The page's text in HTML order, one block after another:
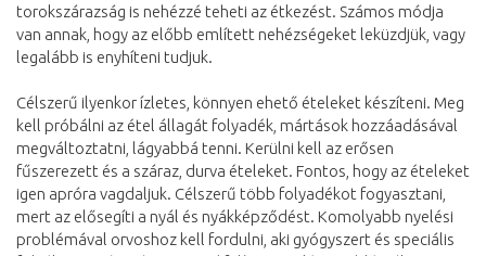
torokszárazság is nehézzé teheti az étkezést. Számos módja
van annak, hogy az előbb említett nehézségeket leküzdjük, vagy
legalább is enyhíteni tudjuk.
Célszerű ilyenkor ízletes, könnyen ehető ételeket készíteni. Meg
kell próbálni az étel állagát folyadék, mártások hozzáadásával
megváltoztatni, lágyabbá tenni. Kerülni kell az erősen
fűszerezett és a száraz, durva ételeket. Fontos, hogy az ételeket
igen apróra vagdaljuk. Célszerű több folyadékot fogyasztani,
mert az elősegíti a nyál és nyákképződést. Komolyabb nyelési
problémával orvoshoz kell fordulni, aki gyógyszert és speciális